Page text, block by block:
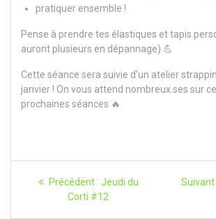
pratiquer ensemble !
Pense à prendre tes élastiques et tapis
auront plusieurs en dépannage) 💪
Cette séance sera suivie d’un atelier
janvier ! On vous attend nombreux.ses sur
prochaines séances 🔥
Navigation
Précédent : Article
précédent
Jeudi du
Corti #12
Suivant